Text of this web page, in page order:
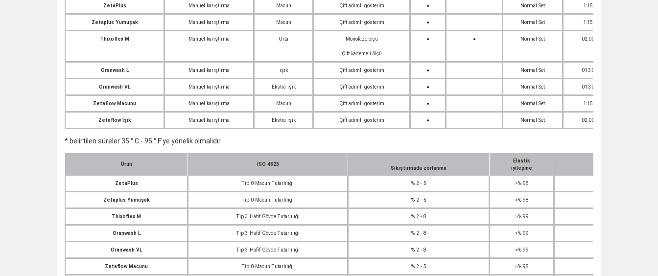
ZetaPlus Manuel karıştırma Macun Çift adımlı gösterim ● Normal Set 1:15
Zetaplus Yumuşak Manuel karıştırma Macun Çift adımlı gösterim ● Normal Set 1:15
Thixoflex M Manuel karıştırma Orta Monofaze ölçü
Çift kademeli ölçü
● ● Normal Set 02:00
Oranwash L Manuel karıştırma ışık Çift adımlı gösterim ● Normal Set 01:30
Oranwash VL Manuel karıştırma Ekstra ışık Çift adımlı gösterim ● Normal Set 01:30
Zetaflow Macunu Manuel karıştırma Macun Çift adımlı gösterim ● Normal Set 1:15
Zetaflow Işık Manuel karıştırma Ekstra ışık Çift adımlı gösterim ● Normal Set 02:00
* belirtilen süreler 35 ° C - 95 ° F'ye yönelik olmalıdır
Ürün ISO 4823
Sıkıştırmada zorlanma
Elastik
iyileşme
ZetaPlus Tip 0 Macun Tutarlılığı % 2 - 5 >% 98
Zetaplus Yumuşak Tip 0 Macun Tutarlılığı % 2 - 5 >% 98
Thixoflex M Tip 3 Hafif Gövde Tutarlılığı % 2 - 8 >% 99
Oranwash L Tip 3 Hafif Gövde Tutarlılığı % 2 - 8 >% 99
Oranwash VL Tip 3 Hafif Gövde Tutarlılığı % 2 - 8 >% 99
Zetaflow Macunu Tip 0 Macun Tutarlılığı % 2 - 5 >% 98